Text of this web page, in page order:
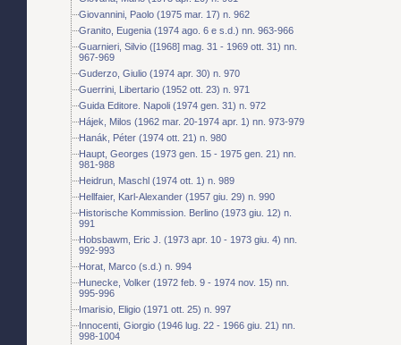
Giovannini, Paolo (1975 mar. 17) n. 962
Granito, Eugenia (1974 ago. 6 e s.d.) nn. 963-966
Guarnieri, Silvio ([1968] mag. 31 - 1969 ott. 31) nn.
967-969
Guderzo, Giulio (1974 apr. 30) n. 970
Guerrini, Libertario (1952 ott. 23) n. 971
Guida Editore. Napoli (1974 gen. 31) n. 972
Hájek, Milos (1962 mar. 20-1974 apr. 1) nn. 973-979
Hanák, Péter (1974 ott. 21) n. 980
Haupt, Georges (1973 gen. 15 - 1975 gen. 21) nn.
981-988
Heidrun, Maschl (1974 ott. 1) n. 989
Hellfaier, Karl-Alexander (1957 giu. 29) n. 990
Historische Kommission. Berlino (1973 giu. 12) n.
991
Hobsbawm, Eric J. (1973 apr. 10 - 1973 giu. 4) nn.
992-993
Horat, Marco (s.d.) n. 994
Hunecke, Volker (1972 feb. 9 - 1974 nov. 15) nn.
995-996
Imarisio, Eligio (1971 ott. 25) n. 997
Innocenti, Giorgio (1946 lug. 22 - 1966 giu. 21) nn.
998-1004